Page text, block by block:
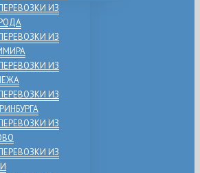
ИЗ
ИЗ
ИЗ
ИЗ
ИЗ
ИЗ